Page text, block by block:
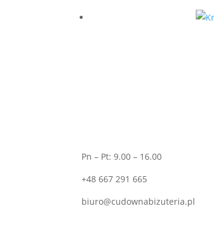
Pn – Pt: 9.00 – 16.00
+48 667 291 665
biuro@cudownabizuteria.pl